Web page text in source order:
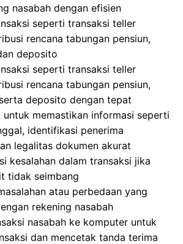
nasabah dengan efisien
seperti transaksi teller
rencana tabungan pensiun,
deposito
seperti transaksi teller
rencana tabungan pensiun,
deposito dengan tepat
untuk memastikan informasi seperti
identifikasi penerima
legalitas dokumen akurat
kesalahan dalam transaksi jika
tidak seimbang
atau perbedaan yang
rekening nasabah
nasabah ke komputer untuk
dan mencetak tanda terima